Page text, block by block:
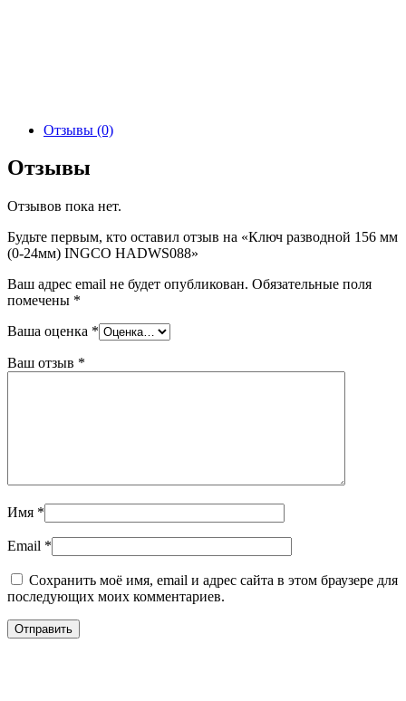
Отзывы (0)
Отзывы
Отзывов пока нет.
Будьте первым, кто оставил отзыв на «Ключ разводной 156 мм
(0-24мм) INGCO HADWS088»
Ваш адрес email не будет опубликован. Обязательные поля
помечены *
Ваша оценка *
Ваш отзыв *
Имя *
Email *
Сохранить моё имя, email и адрес сайта в этом браузере для
последующих моих комментариев.